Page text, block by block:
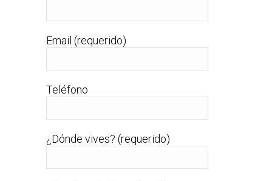
Email (requerido)
Teléfono
¿Dónde vives? (requerido)